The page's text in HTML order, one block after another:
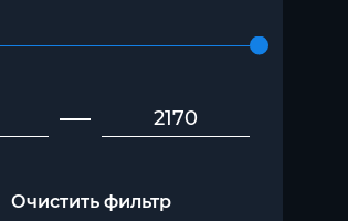
Очистить фильтр